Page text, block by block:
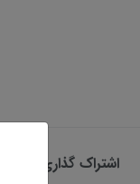
اشتراک گذاری